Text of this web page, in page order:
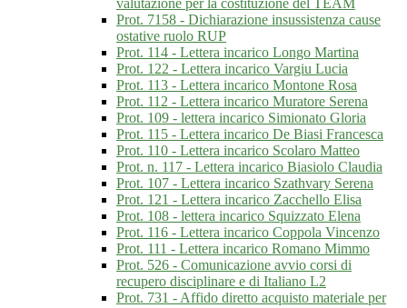
valutazione per la costituzione del TEAM
Prot. 7158 - Dichiarazione insussistenza cause
ostative ruolo RUP
Prot. 114 - Lettera incarico Longo Martina
Prot. 122 - Lettera incarico Vargiu Lucia
Prot. 113 - Lettera incarico Montone Rosa
Prot. 112 - Lettera incarico Muratore Serena
Prot. 109 - lettera incarico Simionato Gloria
Prot. 115 - Lettera incarico De Biasi Francesca
Prot. 110 - Lettera incarico Scolaro Matteo
Prot. n. 117 - Lettera incarico Biasiolo Claudia
Prot. 107 - Lettera incarico Szathvary Serena
Prot. 121 - Lettera incarico Zacchello Elisa
Prot. 108 - lettera incarico Squizzato Elena
Prot. 116 - Lettera incarico Coppola Vincenzo
Prot. 111 - Lettera incarico Romano Mimmo
Prot. 526 - Comunicazione avvio corsi di
recupero disciplinare e di Italiano L2
Prot. 731 - Affido diretto acquisto materiale per